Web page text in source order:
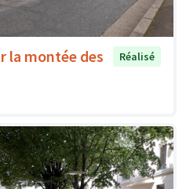
la montée des
Réalisé